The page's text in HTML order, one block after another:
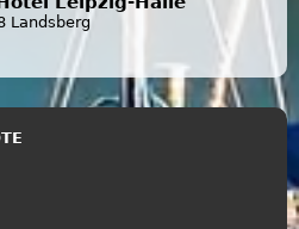
Landsberg